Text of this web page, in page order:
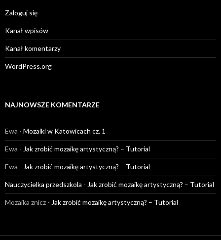
Zaloguj się
Kanał wpisów
Kanał komentarzy
WordPress.org
NAJNOWSZE KOMENTARZE
Ewa - Mozaiki w Katowicach cz. 1
Ewa - Jak zrobić mozaikę artystyczną? – Tutorial
Ewa - Jak zrobić mozaikę artystyczną? – Tutorial
Nauczycielka przedszkola - Jak zrobić mozaikę artystyczną? – Tutorial
Mozaika znicz - Jak zrobić mozaikę artystyczną? – Tutorial